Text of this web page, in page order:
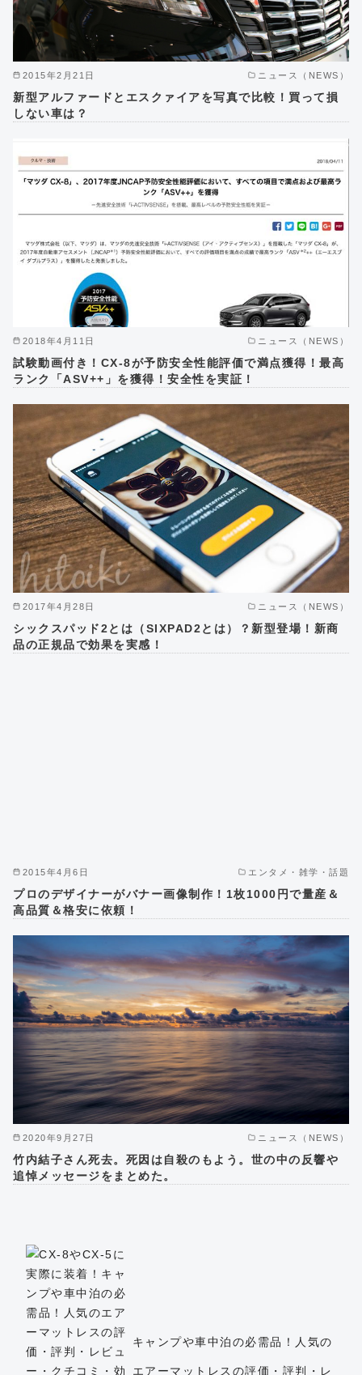
2015年2月21日 ニュース（NEWS）
新型アルファードとエスクァイアを写真で比較！買って損
しない車は？
2018年4月11日 ニュース（NEWS）
試験動画付き！CX-8が予防安全性能評価で満点獲得！最高
ランク「ASV++」を獲得！安全性を実証！
2017年4月28日 ニュース（NEWS）
シックスパッド2とは（SIXPAD2とは）？新型登場！新商
品の正規品で効果を実感！
2015年4月6日 エンタメ・雑学・話題
プロのデザイナーがバナー画像制作！1枚1000円で量産＆
高品質＆格安に依頼！
2020年9月27日 ニュース（NEWS）
竹内結子さん死去。死因は自殺のもよう。世の中の反響や
追悼メッセージをまとめた。
キャンプや車中泊の必需品！人気の
エアーマットレスの評価・評判・レ